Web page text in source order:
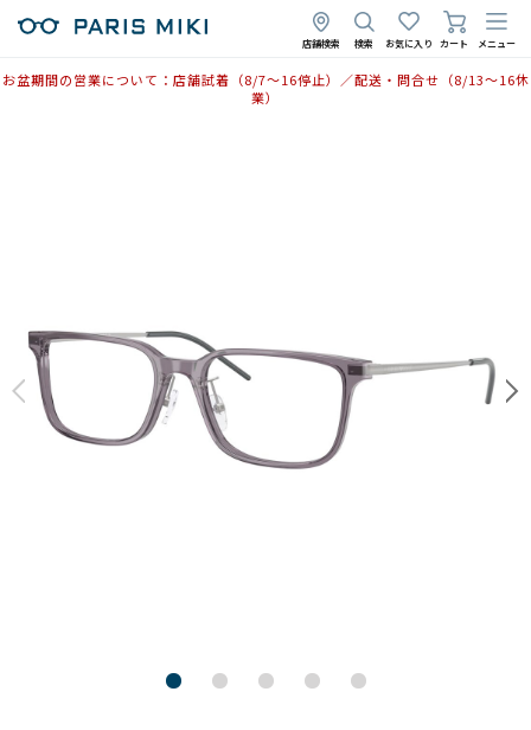
店舗検索 検索 お気に入り カート メニュー
お盆期間の営業について：店舗試着（8/7〜16停止）／配送・問合せ（8/13〜16休
業）
2026年4月24日
2025年11月3日